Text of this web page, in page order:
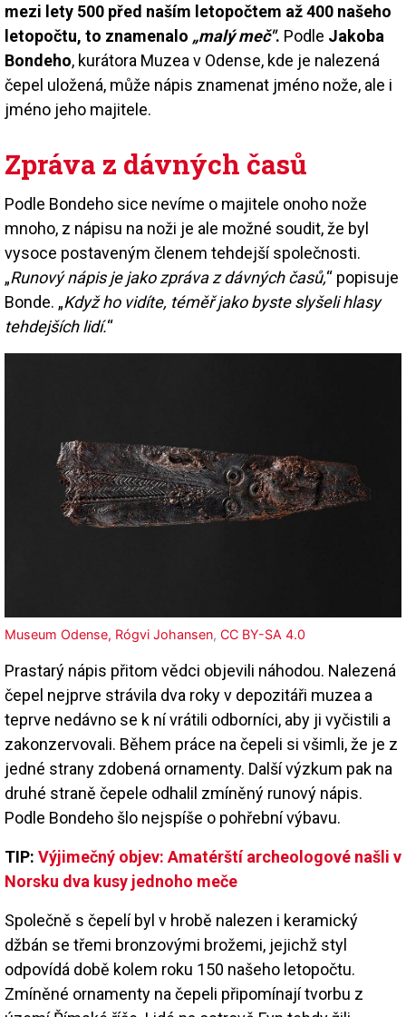
mezi lety 500 před naším letopočtem až 400 našeho
letopočtu, to znamenalo „malý meč". Podle Jakoba
Bondeho, kurátora Muzea v Odense, kde je nalezená
čepel uložená, může nápis znamenat jméno nože, ale i
jméno jeho majitele.
Zpráva z dávných časů
Podle Bondeho sice nevíme o majitele onoho nože
mnoho, z nápisu na noži je ale možné soudit, že byl
vysoce postaveným členem tehdejší společnosti.
„Runový nápis je jako zpráva z dávných časů,“ popisuje
Bonde. „Když ho vidíte, téměř jako byste slyšeli hlasy
tehdejších lidí.“
Museum Odense, Rógvi Johansen, CC BY-SA 4.0
Prastarý nápis přitom vědci objevili náhodou. Nalezená
čepel nejprve strávila dva roky v depozitáři muzea a
teprve nedávno se k ní vrátili odborníci, aby ji vyčistili a
zakonzervovali. Během práce na čepeli si všimli, že je z
jedné strany zdobená ornamenty. Další výzkum pak na
druhé straně čepele odhalil zmíněný runový nápis.
Podle Bondeho šlo nejspíše o pohřební výbavu.
TIP: Výjimečný objev: Amatérští archeologové našli v
Norsku dva kusy jednoho meče
Společně s čepelí byl v hrobě nalezen i keramický
džbán se třemi bronzovými brožemi, jejichž styl
odpovídá době kolem roku 150 našeho letopočtu.
Zmíněné ornamenty na čepeli připomínají tvorbu z